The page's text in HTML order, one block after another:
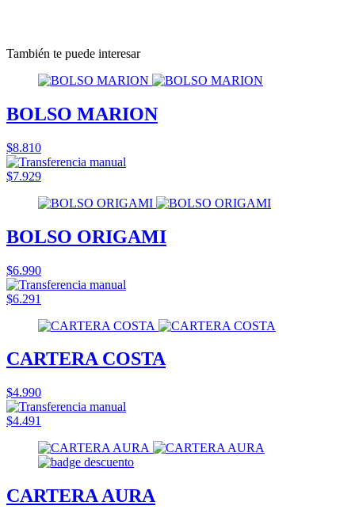
También te puede interesar
BOLSO MARION
$8.810
$7.929
BOLSO ORIGAMI
$6.990
$6.291
CARTERA COSTA
$4.990
$4.491
CARTERA AURA